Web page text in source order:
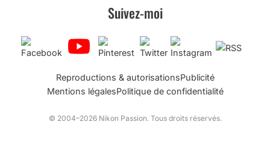
Suivez-moi
Reproductions & autorisationsPublicité
Mentions légalesPolitique de confidentialité
© 2004–2026 Nikon Passion. Tous droits réservés.